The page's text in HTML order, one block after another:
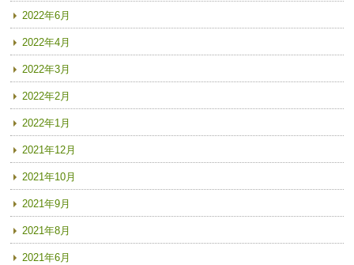
2022年6月
2022年4月
2022年3月
2022年2月
2022年1月
2021年12月
2021年10月
2021年9月
2021年8月
2021年6月